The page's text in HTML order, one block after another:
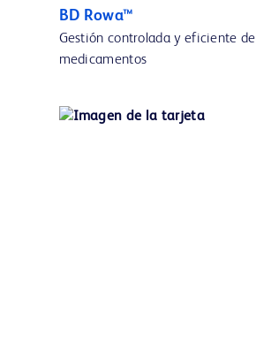
BD Rowa™
Gestión controlada y eficiente de
medicamentos